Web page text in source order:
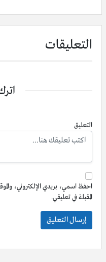
التعليقات
التعليق
احفظ اسمي، بريدي الإلكتروني،
المقبلة في تعليقي.